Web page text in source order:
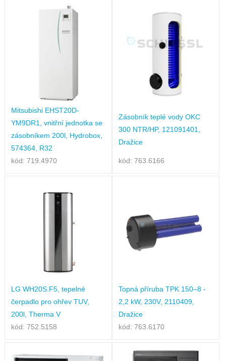
Mitsubishi EHST20D-
YM9DR1, vnitřní jednotka se
zásobníkem 200l, Hydrobox,
574364, R32
kód: 719.4970
Zásobník teplé vody OKC
300 NTR/HP, 121091401,
Dražice
kód: 763.6166
LG WH20S.F5, tepelné
čerpadlo pro ohřev TUV,
200l, Therma V
kód: 752.5158
Topná příruba TPK 150–8 -
2,2 kW, 230V, 2110409,
Dražice
kód: 763.6170